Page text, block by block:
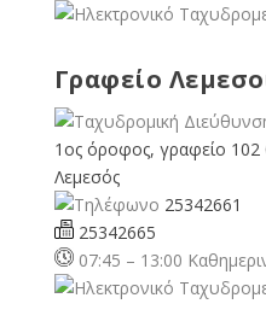
Γραφείο
1ος όροφος, γραφείο
Λεμεσός
25342661
25342665
07:45 – 13:00